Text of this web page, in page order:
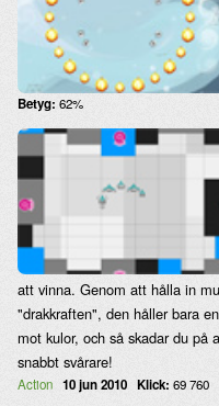
Betyg: 62%
att vinna. Genom att hålla in
"drakkraften", den håller bara
mot kulor, och så skadar du på
snabbt svårare!
Action 10 jun 2010 Klick: 69 760